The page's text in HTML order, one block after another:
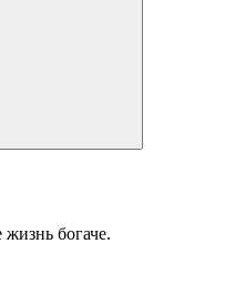
жизнь богаче.